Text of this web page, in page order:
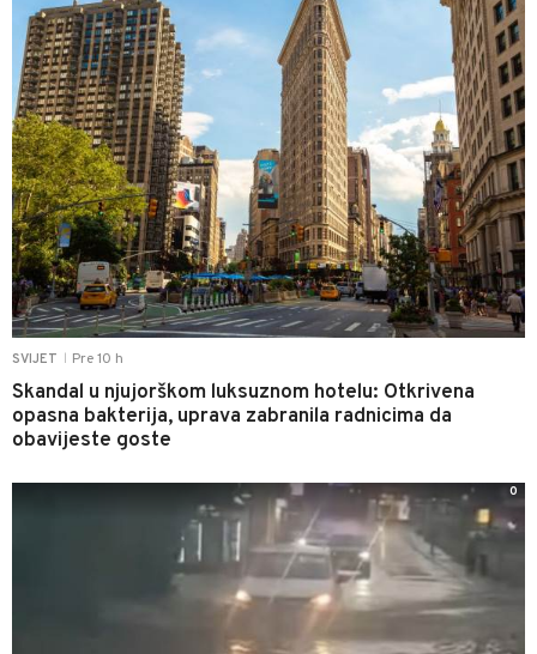
SVIJET Pre 10 h
Skandal u njujorškom luksuznom hotelu: Otkrivena
opasna bakterija, uprava zabranila radnicima da
obavijeste goste
0